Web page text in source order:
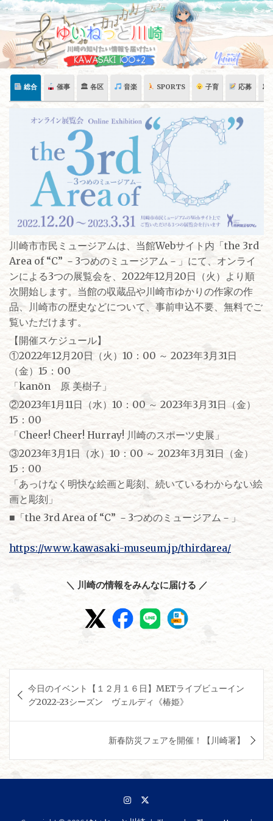
Skip
content
総合 催事 🏛 各区 音楽 SPORTS 子育 応募 🏛
川崎市市民ミュージアムは、当館Webサイト内「the 3rd
Area of “C” －3つめのミュージアム－」にて、オンライ
ンによる3つの展覧会を、2022年12月20日（火）より順
次開始します。当館の収蔵品や川崎市ゆかりの作家の作
品、川崎市の歴史などについて、事前申込不要、無料でご
覧いただけます。
【開催スケジュール】
①2022年12月20日（火）10：00 ～ 2023年3月31日
（金）15：00
「kanōn 原 美樹子」
②2023年1月11日（水）10：00 ～ 2023年3月31日（金）
15：00
「Cheer! Cheer! Hurray! 川崎のスポーツ史展」
③2023年3月1日（水）10：00 ～ 2023年3月31日（金）
15：00
「あっけなく明快な絵画と彫刻、続いているわからない絵
画と彫刻」
■「the 3rd Area of “C” －3つめのミュージアム－」
https://www.kawasaki-museum.jp/thirdarea/
＼ 川崎の情報をみんなに届ける ／
稿
ナ
ゲ
ー
ョ
今日のイベント【１２月１６日】METライブビューイン
グ2022-23シーズン ヴェルディ《椿姫》
新春防災フェアを開催！【川崎署】